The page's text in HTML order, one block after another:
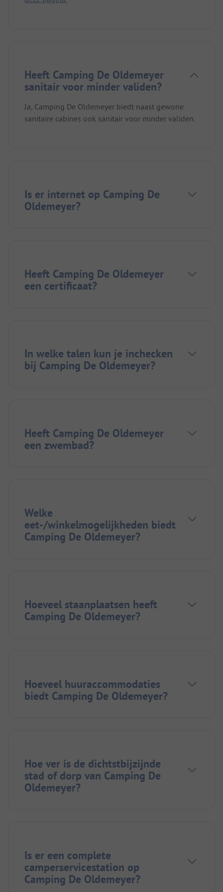
Heeft Camping De Oldemeyer
sanitair voor minder validen?
Ja, Camping De Oldemeyer biedt naast gewone
sanitaire cabines ook sanitair voor minder validen.
Is er internet op Camping De
Oldemeyer?
Heeft Camping De Oldemeyer
een certificaat?
In welke talen kun je inchecken
bij Camping De Oldemeyer?
Heeft Camping De Oldemeyer
een zwembad?
Welke
eet-/winkelmogelijkheden biedt
Camping De Oldemeyer?
Hoeveel staanplaatsen heeft
Camping De Oldemeyer?
Hoeveel huuraccommodaties
biedt Camping De Oldemeyer?
Hoe ver is de dichtstbijzijnde
stad of dorp van Camping De
Oldemeyer?
Is er een complete
camperservicestation op
Camping De Oldemeyer?